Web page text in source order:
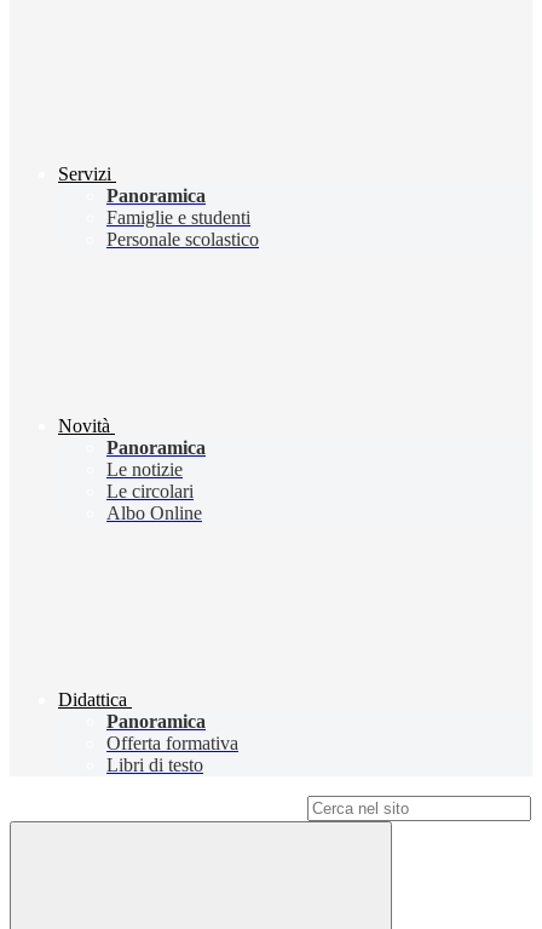
Servizi
Panoramica
Famiglie e studenti
Personale scolastico
Novità
Panoramica
Le notizie
Le circolari
Albo Online
Didattica
Panoramica
Offerta formativa
Libri di testo